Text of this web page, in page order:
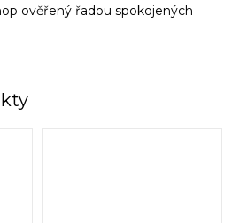
ověřený řadou spokojených